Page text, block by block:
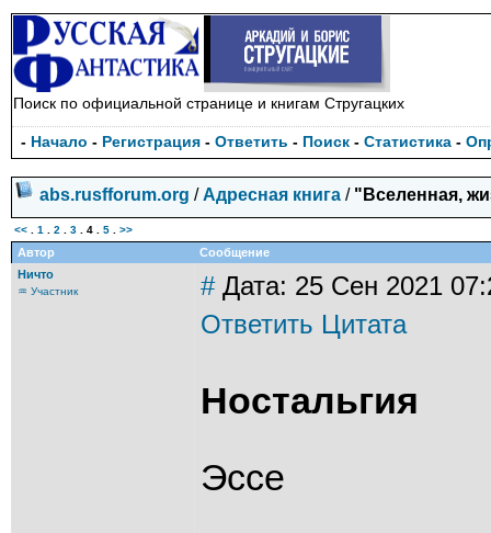
Поиск по официальной странице и книгам Стругацких
- Начало - Регистрация - Ответить - Поиск - Статистика -
abs.rusfforum.org /Адресная книга / "Вселенная,
<< 1 2 3 4 5 >>
Автор
Сообщение
Ничто
♒ Участник #Дата: 25 Сен 2021
Ответить Цитата
Ностальгия
Эссе